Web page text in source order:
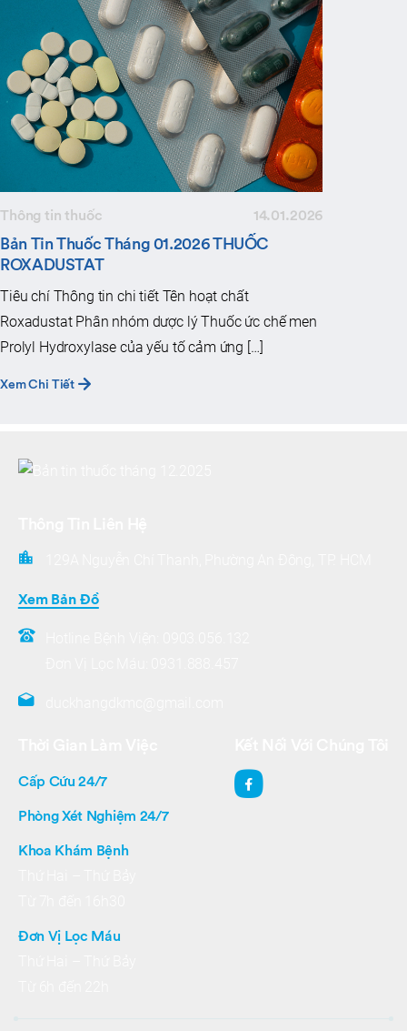
Thông tin thuốc 14.01.2026
Bản Tin Thuốc Tháng 01.2026 THUỐC
ROXADUSTAT
Tiêu chí Thông tin chi tiết Tên hoạt chất
Roxadustat Phân nhóm dược lý Thuốc ức chế men
Prolyl Hydroxylase của yếu tố cảm ứng […]
Xem Chi Tiết
Xem Bản Đồ
Cấp Cứu 24/7
Phòng Xét Nghiệm 24/7
Khoa Khám Bệnh
Đơn Vị Lọc Máu